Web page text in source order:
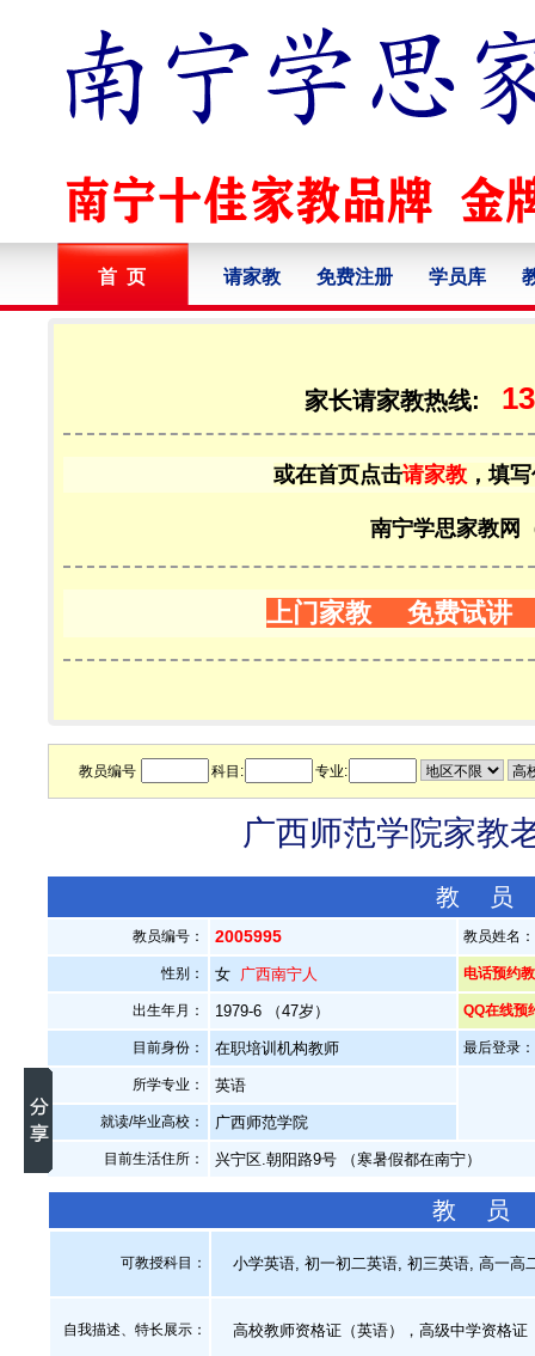
首 页 请家教 免费注册 学员库
家长请家教热线:
或在首页点击请家教 ，填
南宁学思家教网
上门家教 免费试讲
教员编号 科目: 专业:
广西师范学院家教
教
教员编号： 2005995 教员姓名
性别： 女 广西南宁人 电话预约
出生年月： 1979-6 （47岁） QQ在线预
目前身份： 在职培训机构教师 最后登录
所学专业： 英语
就读/毕业高校： 广西师范学院
目前生活住所： 兴宁区.朝阳路9号 （寒暑假都在南宁）
教 员
可教授科目： 小学英语, 初一初二英语, 初三英语, 高一高
自我描述、特长展示 ： 高校教师资格证（英语），高级中学资格证